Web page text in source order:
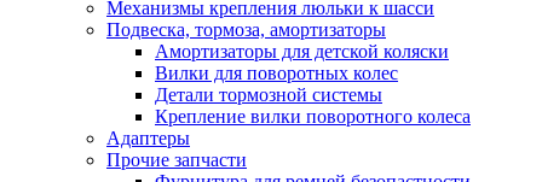
Механизмы крепления люльки к шасси
Подвеска, тормоза, амортизаторы
Амортизаторы для детской коляски
Вилки для поворотных колес
Детали тормозной системы
Крепление вилки поворотного колеса
Адаптеры
Прочие запчасти